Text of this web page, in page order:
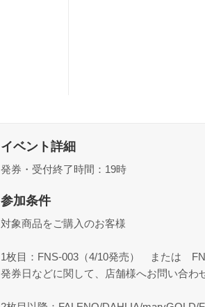
イベント詳細
発券・受付終了時間：19時
参加条件
対象商品をご購入のお客様
1枚目：FNS-003（4/10発売） または
発券日などに関して、店舗様へお問い合わ